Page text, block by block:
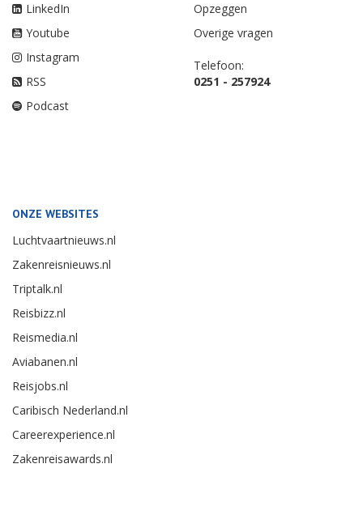
LinkedIn
Youtube
Instagram
RSS
Podcast
Opzeggen
Overige vragen
Telefoon:
0251 - 257924
ONZE WEBSITES
Luchtvaartnieuws.nl
Zakenreisnieuws.nl
Triptalk.nl
Reisbizz.nl
Reismedia.nl
Aviabanen.nl
Reisjobs.nl
Caribisch Nederland.nl
Careerexperience.nl
Zakenreisawards.nl